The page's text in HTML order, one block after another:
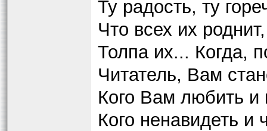
Ту радость, ту
Что всех их
Толпа их... Когда,
Читатель, Вам
Кого Вам любить и
Кого ненавидеть и